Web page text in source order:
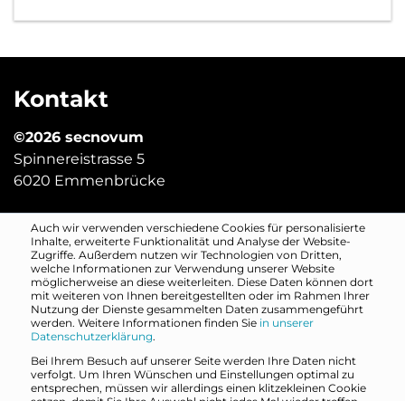
Auch wir verwenden verschiedene Cookies für personalisierte
Inhalte, erweiterte Funktionalität und Analyse der Website-
Zugriffe. Außerdem nutzen wir Technologien von Dritten,
welche Informationen zur Verwendung unserer Website
möglicherweise an diese weiterleiten. Diese Daten können dort
mit weiteren von Ihnen bereitgestellten oder im Rahmen Ihrer
Nutzung der Dienste gesammelten Daten zusammengeführt
werden. Weitere Informationen finden Sie in unserer
Datenschutzerklärung.
Bei Ihrem Besuch auf unserer Seite werden Ihre Daten nicht
verfolgt. Um Ihren Wünschen und Einstellungen optimal zu
entsprechen, müssen wir allerdings einen klitzekleinen Cookie
Kontakt
©2026 secnovum
Spinnereistrasse 5
6020 Emmenbrücke
digitalsicher@secnovum.ch
Quicklinks
Kontakt
Datenschutz